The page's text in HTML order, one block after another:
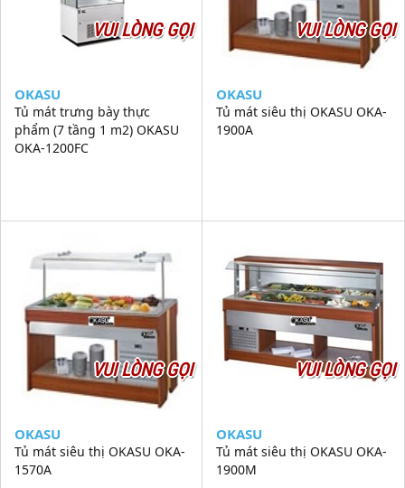
VUI LÒNG GỌI
OKASU
Tủ mát trưng bày thực
phẩm (7 tầng 1 m2) OKASU
OKA-1200FC
VUI LÒNG GỌI
OKASU
Tủ mát siêu thị OKASU OKA-
1900A
VUI LÒNG GỌI
OKASU
Tủ mát siêu thị OKASU OKA-
1570A
VUI LÒNG GỌI
OKASU
Tủ mát siêu thị OKASU OKA-
1900M